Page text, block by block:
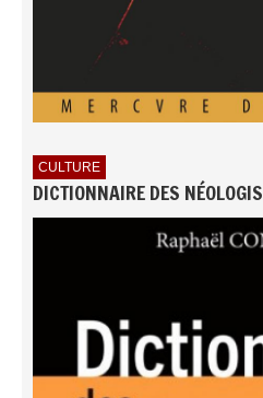
CULTURE
DICTIONNAIRE DES